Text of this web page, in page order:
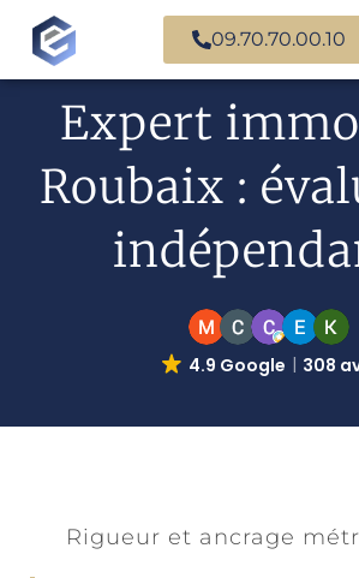
09.70.70.00.10
Expert
Roubaix :
4.9 Google 308
Rigueur et ancrage